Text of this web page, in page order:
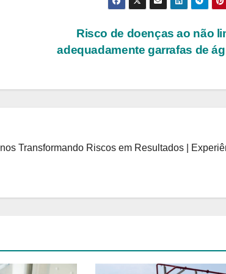
Risco de doenças ao não
adequadamente garrafas de
Transformando Riscos em Resultados |